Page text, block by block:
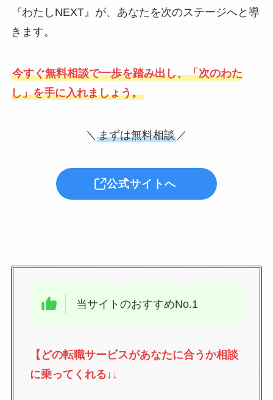
『わたしNEXT』が、あなたを次のステージへと導
きます。
今すぐ無料相談で一歩を踏み出し、「次のわた
し」を手に入れましょう。
＼ まずは無料相談 ／
公式サイトへ
当サイトのおすすめNo.1
【どの転職サービスがあなたに合うか相談
に乗ってくれる↓↓